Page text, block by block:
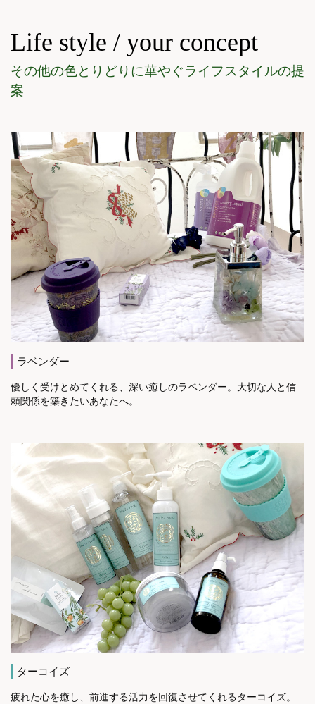
Life style / your concept
その他の色とりどりに華やぐライフスタイルの提
案
ラベンダー
優しく受けとめてくれる、深い癒しのラベンダー。大切な人と信
頼関係を築きたいあなたへ。
ターコイズ
疲れた心を癒し、前進する活力を回復させてくれるターコイズ。